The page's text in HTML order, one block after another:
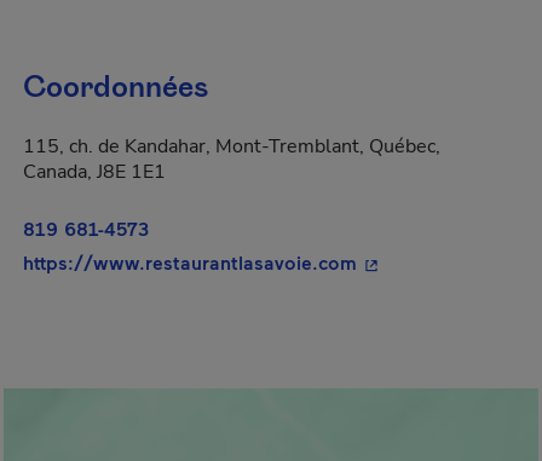
Coordonnées
115, ch. de Kandahar, Mont-Tremblant, Québec,
Canada, J8E 1E1
819 681-4573
https://www.restaurantlasavoie.com - Cet hyperlien